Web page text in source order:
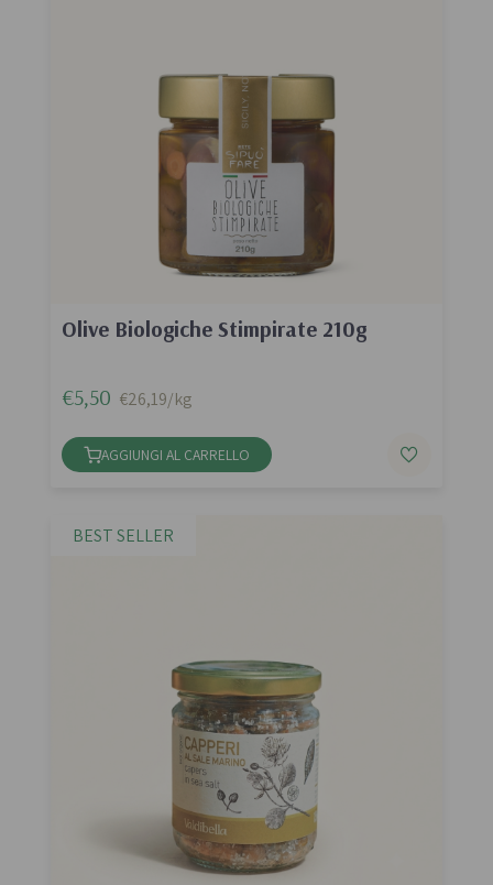
Olive Biologiche Stimpirate 210g
€5,50 €26,19/kg
AGGIUNGI AL CARRELLO
BEST SELLER